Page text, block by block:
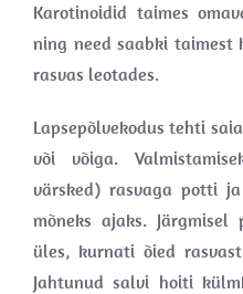
Karotinoidid taimes
ning need saabki taimest
rasvas leotades.
Lapsepõlvekodus tehti
või võiga.
värsked) rasvaga potti
mõneks ajaks.
üles, kurnati õied
Jahtunud salvi hoiti